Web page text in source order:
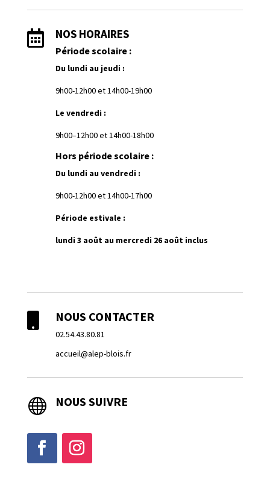
 NOS HORAIRES
Période scolaire :
Du lundi au jeudi :
9h00-12h00 et14h00-19h00
Le vendredi :
9h00–12h00 et 14h00-18h00
Hors période scolaire :
Du lundi au vendredi :
9h00-12h00 et 14h00-17h00
Période estivale :
lundi 3 août au mercredi 26 août inclus
NOUS CONTACTER
02.54.43.80.81
accueil@alep-blois.fr
 NOUS SUIVRE